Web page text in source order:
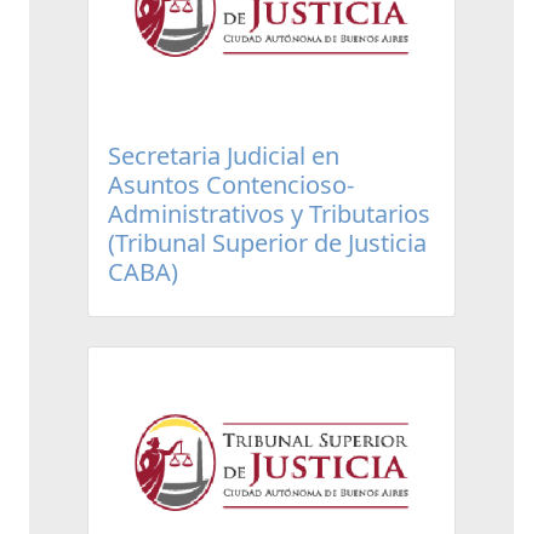
Secretaria Judicial en
Asuntos Contencioso-
Administrativos y Tributarios
(Tribunal Superior de Justicia
CABA)